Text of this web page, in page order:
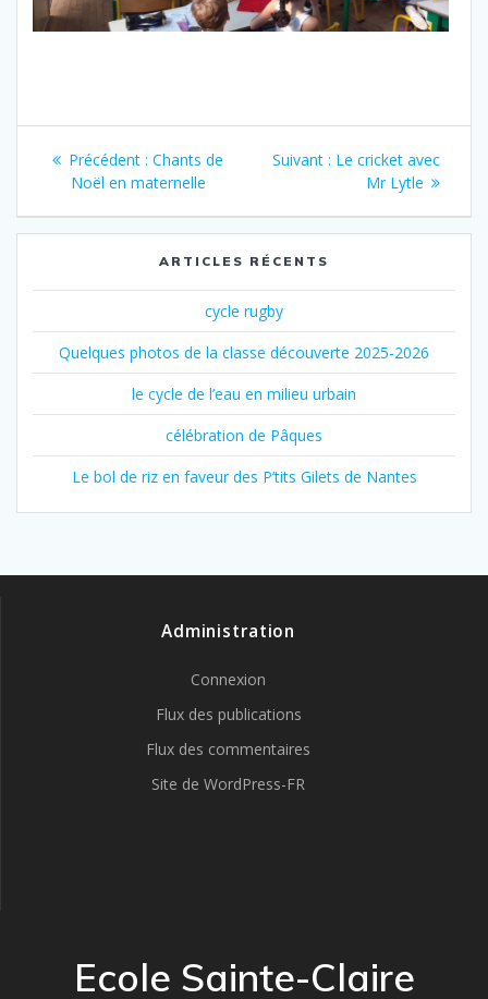
Précédent : Chants de
Noël en maternelle
Suivant : Le cricket avec
Mr Lytle
ARTICLES RÉCENTS
cycle rugby
Quelques photos de la classe découverte 2025-2026
le cycle de l’eau en milieu urbain
célébration de Pâques
Le bol de riz en faveur des P’tits Gilets de Nantes
Administration
Connexion
Flux des publications
Flux des commentaires
Site de WordPress-FR
Ecole Sainte-Claire